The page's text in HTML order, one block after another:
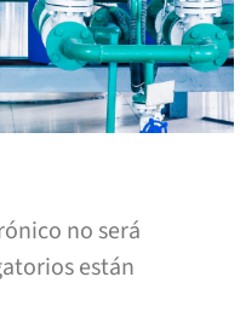
no será
están